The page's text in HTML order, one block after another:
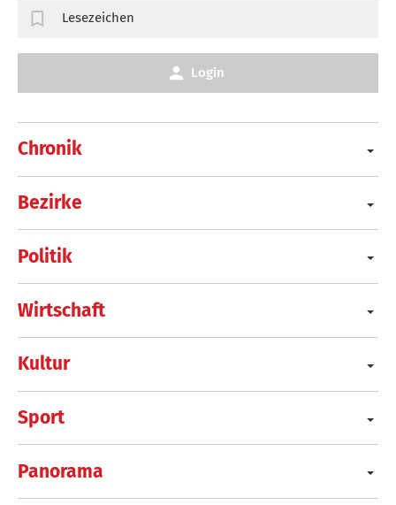
Chronik
Bezirke
Politik
Wirtschaft
Kultur
Sport
Panorama
Lesezeichen
Login